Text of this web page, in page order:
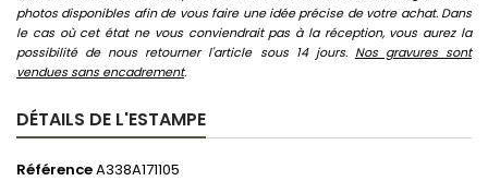
photos disponibles afin de vous faire une idée précise de votre achat. Dans
le cas où cet état ne vous conviendrait pas à la réception, vous aurez la
possibilité de nous retourner l'article sous 14 jours. Nos gravures sont
vendues sans encadrement.
DÉTAILS DE L'ESTAMPE
RéférenceA338A171105